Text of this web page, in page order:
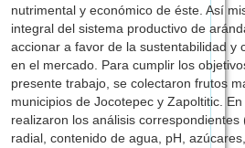
nutrimental y económico de éste. Así
integral del sistema productivo de
accionar a favor de la sustentabilidad y
en el mercado. Para cumplir los
presente trabajo, se colectaron frutos
municipios de Jocotepec y Zapoltitic.
realizaron los análisis
radial, contenido de agua, pH,